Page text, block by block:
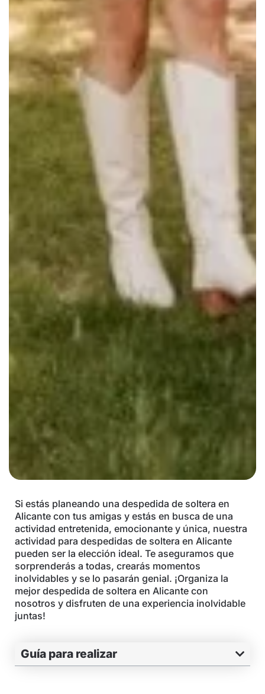
Si estás planeando una despedida de soltera en
Alicante con tus amigas y estás en busca de una
actividad entretenida, emocionante y única, nuestra
actividad para despedidas de soltera en Alicante
pueden ser la elección ideal. Te aseguramos que
sorprenderás a todas, crearás momentos
inolvidables y se lo pasarán genial. ¡Organiza la
mejor despedida de soltera en Alicante con
nosotros y disfruten de una experiencia inolvidable
juntas!
Guía para realizar